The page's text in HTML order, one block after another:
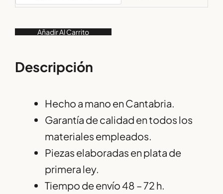
Añadir Al Carrito
Descripción
Hecho a mano en Cantabria.
Garantía de calidad en todos los
materiales empleados.
Piezas elaboradas en plata de
primera ley.
Tiempo de envío 48 – 72 h.